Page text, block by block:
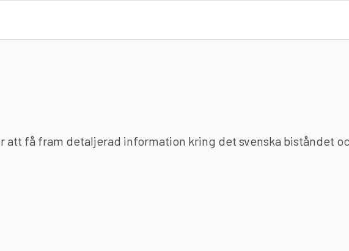
att få fram detaljerad information kring det svenska biståndet